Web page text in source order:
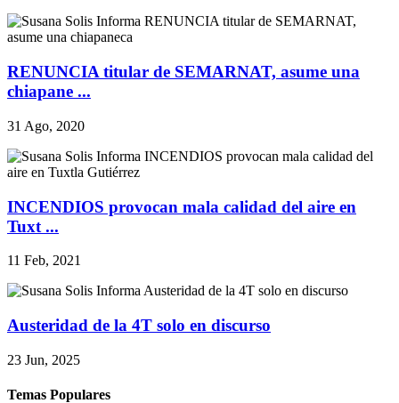
RENUNCIA titular de SEMARNAT, asume una
chiapane ...
31 Ago, 2020
INCENDIOS provocan mala calidad del aire en
Tuxt ...
11 Feb, 2021
Austeridad de la 4T solo en discurso
23 Jun, 2025
Temas Populares